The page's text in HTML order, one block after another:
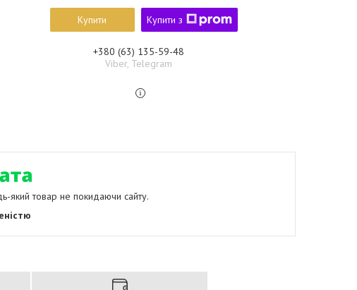
Купити Купити з
+380 (63) 135-59-48
Viber, Telegram
який товар не покидаючи сайту.